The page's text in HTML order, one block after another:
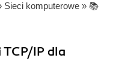
Sieci komputerowe » 📚
IP dla